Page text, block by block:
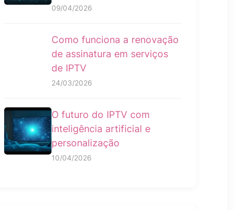
09/04/2026
Como funciona a renovação
de assinatura em serviços
de IPTV
24/03/2026
O futuro do IPTV com
inteligência artificial e
personalização
10/04/2026